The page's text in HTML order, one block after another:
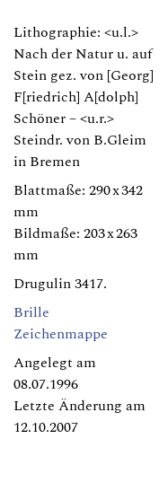
Lithographie: <u.l.>
Nach der Natur u. auf
Stein gez. von [Georg]
F[riedrich] A[dolph]
Schöner – <u.r.>
Steindr. von B.Gleim
in Bremen
Blattmaße: 290 x 342
mm
Bildmaße: 203 x 263
mm
Drugulin 3417.
Brille
Zeichenmappe
Angelegt am
08.07.1996
Letzte Änderung am
12.10.2007